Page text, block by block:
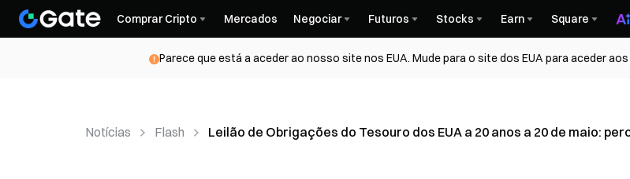
Comprar Cripto Mercados Negociar Futuros Stocks Earn Square
Parece que está a aceder ao nosso site nos EUA. Mude para o site dos EUA para aceder
Notícias Flash Leilão de Obrigações do Tesouro dos EUA a 20 anos a 20 de maio: